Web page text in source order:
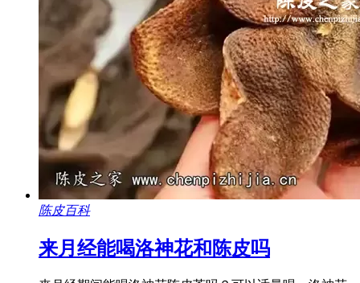
陈皮百科
来月经能喝洛神花和陈皮吗